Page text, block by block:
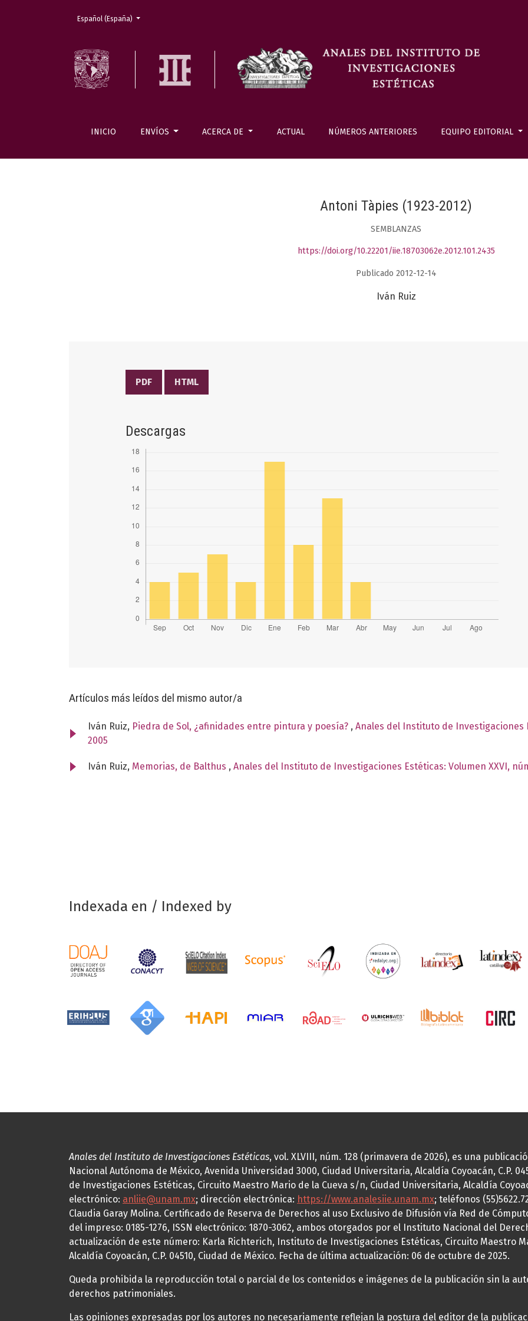
INICIO ENVÍOS ACERCA DE ACTUAL NÚMEROS ANTERIORES EQUIPO EDITORIAL
Cambiar el idioma. El actual es:
Español (España)
Antoni Tàpies (1923-2012)
SEMBLANZAS
https://doi.org/10.22201/iie.18703062e.2012.101.2435
Publicado 2012-12-14
Iván Ruiz
PDF HTML
Descargas
Artículos más leídos del mismo autor/a
Iván Ruiz, Piedra de Sol, ¿afinidades entre pintura y poesía? , Anales del Instituto de Investigaciones
2005
Iván Ruiz, Memorias, de Balthus , Anales del Instituto de Investigaciones Estéticas: Volumen XXVI,
Indexada en / Indexed by
Anales del Instituto de Investigaciones Estéticas, vol. XLVIII, núm. 128 (primavera de 2026), es una
Nacional Autónoma de México, Avenida Universidad 3000, Ciudad Universitaria, Alcaldía Coyoacán, C.P.
de Investigaciones Estéticas, Circuito Maestro Mario de la Cueva s/n, Ciudad Universitaria, Alcaldía
electrónico: anliie@unam.mx; dirección electrónica: https://www.analesiie.unam.mx; teléfonos
Claudia Garay Molina. Certificado de Reserva de Derechos al uso Exclusivo de Difusión vía Red de
del impreso: 0185-1276, ISSN electrónico: 1870-3062, ambos otorgados por el Instituto Nacional del
actualización de este número: Karla Richterich, Instituto de Investigaciones Estéticas, Circuito Maestro
Alcaldía Coyoacán, C.P. 04510, Ciudad de México. Fecha de última actualización: 06 de octubre de 2025.
Queda prohibida la reproducción total o parcial de los contenidos e imágenes de la publicación sin la
derechos patrimoniales.
Las opiniones expresadas por los autores no necesariamente reflejan la postura del editor de la